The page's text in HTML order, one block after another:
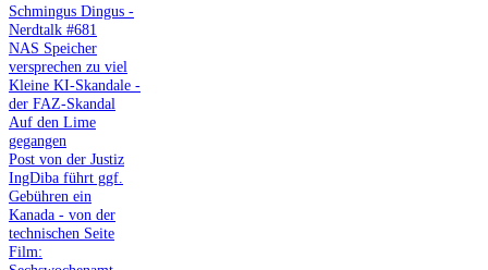
Schmingus Dingus -
Nerdtalk #681
NAS Speicher
versprechen zu viel
Kleine KI-Skandale -
der FAZ-Skandal
Auf den Lime
gegangen
Post von der Justiz
IngDiba führt ggf.
Gebühren ein
Kanada - von der
technischen Seite
Film: